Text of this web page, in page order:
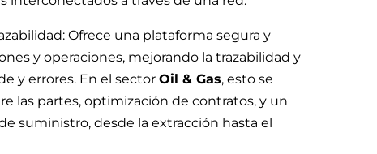
Ofrece una plataforma segura y
y operaciones, mejorando la trazabilidad y
y errores. En el sector Oil & Gas, esto se
las partes, optimización de contratos, y un
suministro, desde la extracción hasta el